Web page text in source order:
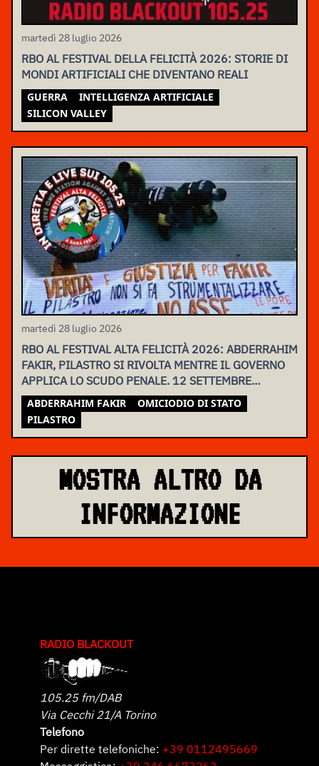
martedì 28 luglio 2026
RBO AL FESTIVAL DELLA FELICITÀ 2026: STORIE DI
MONDI ARTIFICIALI CHE DIVENTANO REALI
GUERRA
INTELLIGENZA ARTIFICIALE
SILICON VALLEY
martedì 28 luglio 2026
RBO AL FESTIVAL ALTA FELICITÀ 2026: ABDERRAHIM
FAKIR, PILASTRO SI RIVOLTA MENTRE IL GOVERNO
APPLICA LO SCUDO PENALE. 12 SETTEMBRE
ASSEMBLEA NAZIONALE
ABDERRAHIM FAKIR
OMICIODIO DI STATO
PILASTRO
MOSTRA ALTRO DA
INFORMAZIONE
RADIO BLACKOUT
105.25 fm/DAB
Via Cecchi 21/A Torino
Telefono
Per dirette telefoniche: +39 0112495669